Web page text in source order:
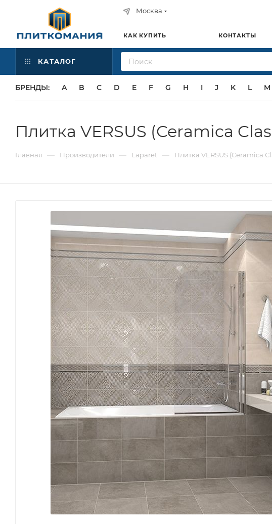
Москва
КАК КУПИТЬ КОНТАКТЫ
КАТАЛОГ
БРЕНДЫ: A B C D E F G H I J K L M
Плитка VERSUS (Ceramica
Главная — Производители — Laparet — Плитка VERSUS (Ceramica